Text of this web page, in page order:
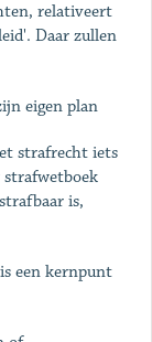
relativeert
Daar zullen
eigen plan
strafrecht iets
strafwetboek
is,
een kernpunt